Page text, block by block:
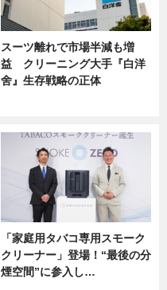
スーツ離れで市場半減も増
益 クリーニング大手『白洋
舍』生存戦略の正体
「家庭用タバコ専用スモーク
クリーナー」登場！“最後の分
煙空間”に参入し…